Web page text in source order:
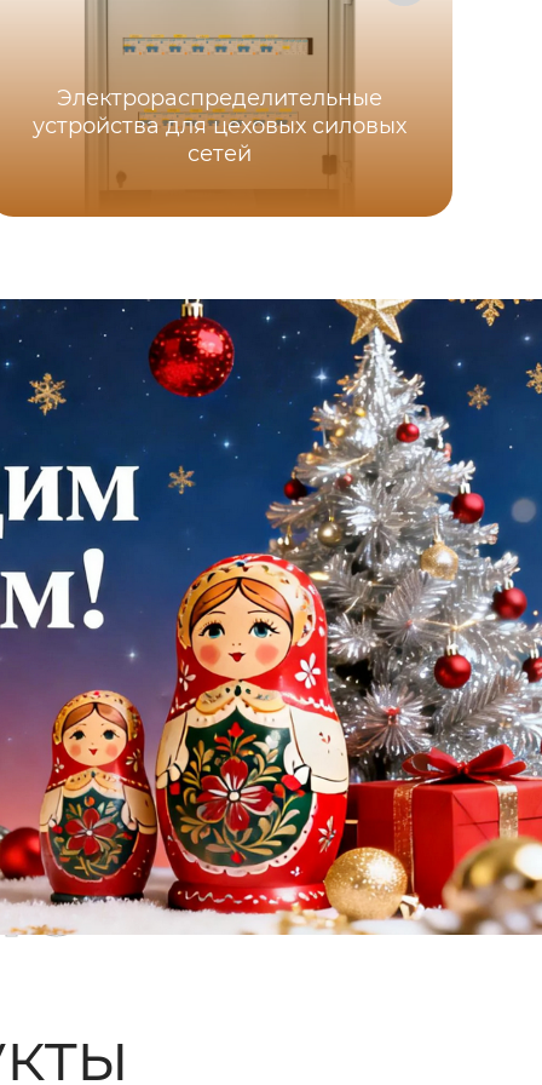
Электрораспределительные
устройства для цеховых силовых
сетей